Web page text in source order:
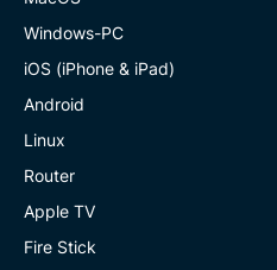
Windows-PC
iOS (iPhone & iPad)
Android
Linux
Router
Apple TV
Fire Stick